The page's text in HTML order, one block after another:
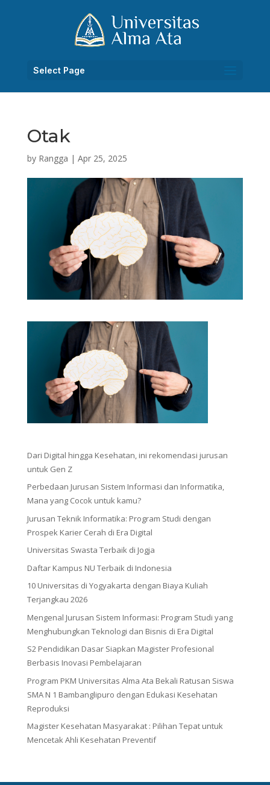
Select Page
Otak
by Rangga | Apr 25, 2025
Dari Digital hingga Kesehatan, ini rekomendasi jurusan
untuk Gen Z
Perbedaan Jurusan Sistem Informasi dan Informatika,
Mana yang Cocok untuk kamu?
Jurusan Teknik Informatika: Program Studi dengan
Prospek Karier Cerah di Era Digital
Universitas Swasta Terbaik di Jogja
Daftar Kampus NU Terbaik di Indonesia
10 Universitas di Yogyakarta dengan Biaya Kuliah
Terjangkau 2026
Mengenal Jurusan Sistem Informasi: Program Studi yang
Menghubungkan Teknologi dan Bisnis di Era Digital
S2 Pendidikan Dasar Siapkan Magister Profesional
Berbasis Inovasi Pembelajaran
Program PKM Universitas Alma Ata Bekali Ratusan Siswa
SMA N 1 Bambanglipuro dengan Edukasi Kesehatan
Reproduksi
Magister Kesehatan Masyarakat : Pilihan Tepat untuk
Mencetak Ahli Kesehatan Preventif